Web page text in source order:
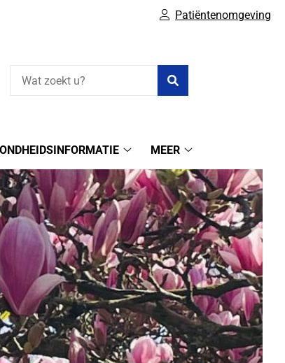
Patiëntenomgeving
submenu
MEER
submenu